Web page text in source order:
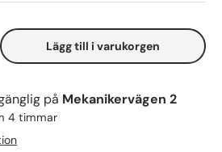
Lägg till i varukorgen
på Mekanikervägen 2
4 timmar